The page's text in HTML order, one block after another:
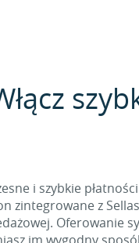
i szybkie
zintegrowane z
Oferowanie